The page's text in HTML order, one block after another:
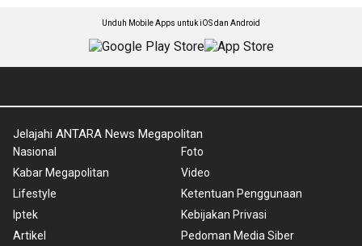
Unduh Mobile Apps untuk iOS dan Android
Jelajahi ANTARA News Megapolitan
Nasional
Kabar Megapolitan
Lifestyle
Iptek
Artikel
Foto
Video
Ketentuan Penggunaan
Kebijakan Privasi
Pedoman Media Siber